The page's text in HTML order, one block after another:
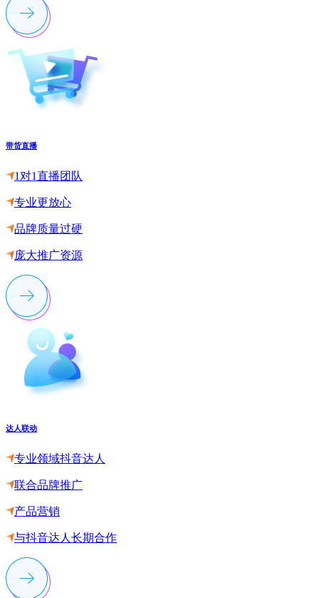
带货直播
1对1直播团队
专业更放心
品牌质量过硬
庞大推广资源
达人联动
专业领域抖音达人
联合品牌推广
产品营销
与抖音达人长期合作